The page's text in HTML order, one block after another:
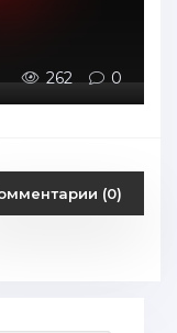
262 0
(0)